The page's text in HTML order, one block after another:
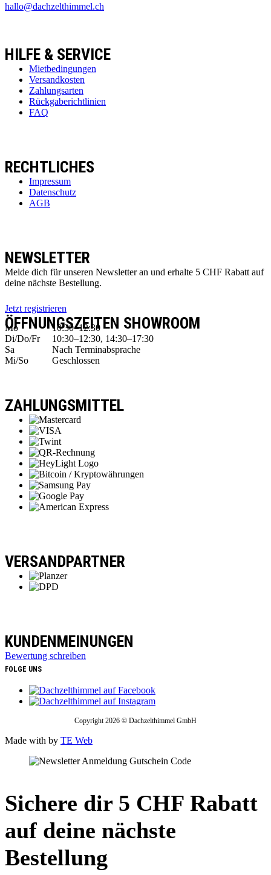
hallo@dachzelthimmel.ch
HILFE & SERVICE
Mietbedingungen
Versandkosten
Zahlungsarten
Rückgaberichtlinien
FAQ
RECHTLICHES
Impressum
Datenschutz
AGB
NEWSLETTER
Melde dich für unseren Newsletter an und erhalte 5 CHF Rabatt auf
deine nächste Bestellung.
Jetzt registrieren
ÖFFNUNGSZEITEN SHOWROOM
Mo
10:30–12:30
Di/Do/Fr
10:30–12:30, 14:30–17:30
Sa
Nach Terminabsprache
Mi/So
Geschlossen
ZAHLUNGSMITTEL
VERSANDPARTNER
KUNDENMEINUNGEN
Bewertung schreiben
FOLGE UNS
Copyright 2026 © Dachzelthimmel GmbH
Made with by TE Web
Sichere dir 5 CHF Rabatt
auf deine nächste
Bestellung